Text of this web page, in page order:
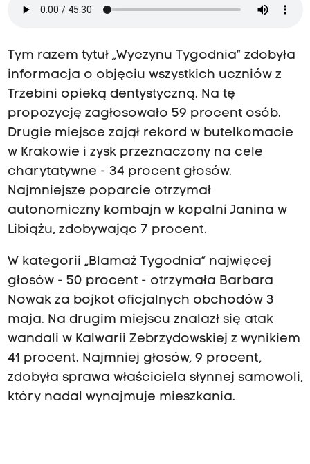
Tym razem tytuł „Wyczynu Tygodnia” zdobyła
informacja o objęciu wszystkich uczniów z
Trzebini opieką dentystyczną. Na tę
propozycję zagłosowało 59 procent osób.
Drugie miejsce zajął rekord w butelkomacie
w Krakowie i zysk przeznaczony na cele
charytatywne - 34 procent głosów.
Najmniejsze poparcie otrzymał
autonomiczny kombajn w kopalni Janina w
Libiążu, zdobywając 7 procent.
W kategorii „Blamaż Tygodnia” najwięcej
głosów - 50 procent - otrzymała Barbara
Nowak za bojkot oficjalnych obchodów 3
maja. Na drugim miejscu znalazł się atak
wandali w Kalwarii Zebrzydowskiej z wynikiem
41 procent. Najmniej głosów, 9 procent,
zdobyła sprawa właściciela słynnej samowoli,
który nadal wynajmuje mieszkania.